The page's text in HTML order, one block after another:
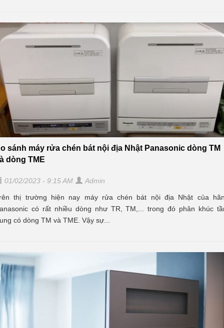
sánh máy rửa chén bát nội địa Nhật Panasonic dòng TM
dòng TME
01/02/2023 - 9:15 AM Admin
thị trường hiện nay máy rửa chén bát nội địa Nhật của
có rất nhiều dòng như TR, TM,... trong đó phân khúc
có dòng TM và TME. Vậy sự...